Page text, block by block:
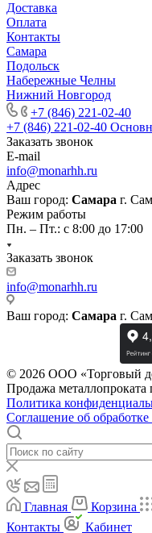
Доставка
Оплата
Контакты
Самара
Подольск
Набережные Челны
Нижний Новгород
+7 (846) 221-02-40
+7 (846) 221-02-40
Заказать звонок
E-mail
info@monarhh.ru
Адрес
Ваш город: Самара г.
Режим работы
Пн. – Пт.: с 8:00 до 17:00
Заказать звонок
info@monarhh.ru
Ваш город: Самара г.
© 2026 ООО «Торговый
Продажа металлопроката
Политика
Соглашение об
Главная Корзина
Контакты
Кабинет